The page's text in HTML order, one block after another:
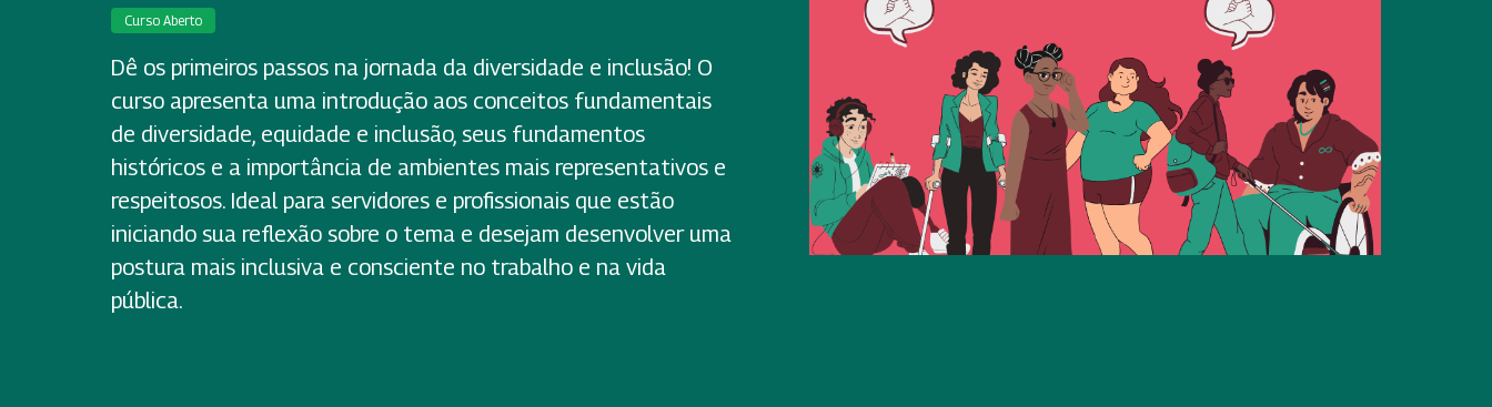
Curso Aberto
Dê os primeiros passos na jornada da diversidade e inclusão! O
curso apresenta uma introdução aos conceitos fundamentais
de diversidade, equidade e inclusão, seus fundamentos
históricos e a importância de ambientes mais representativos e
respeitosos. Ideal para servidores e profissionais que estão
iniciando sua reflexão sobre o tema e desejam desenvolver uma
postura mais inclusiva e consciente no trabalho e na vida
pública.